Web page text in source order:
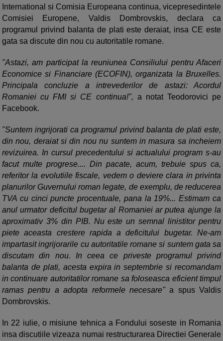
International si Comisia Europeana continua, vicepresedintele
Comisiei Europene, Valdis Dombrovskis, declara ca
programul privind balanta de plati este deraiat, insa CE este
gata sa discute din nou cu autoritatile romane.
"Astazi, am participat la reuniunea Consiliului pentru Afaceri
Economice si Financiare (ECOFIN), organizata la Bruxelles.
Principala concluzie a intrevederilor de astazi: Acordul
Romaniei cu FMI si CE continua!", a notat Teodorovici pe
Facebook.
"Suntem ingrijorati ca programul privind balanta de plati este,
din nou, deraiat si din nou nu suntem in masura sa incheiem
revizuirea. In cursul precedentului si actualului program s-au
facut multe progrese.... Din pacate, acum, trebuie spus ca,
referitor la evolutiile fiscale, vedem o deviere clara in privinta
planurilor Guvernului roman legate, de exemplu, de reducerea
TVA cu cinci puncte procentuale, pana la 19%... Estimam ca
anul urmator deficitul bugetar al Romaniei ar putea ajunge la
aproximativ 3% din PIB. Nu este un semnal linistitor pentru
piete aceasta crestere rapida a deficitului bugetar. Ne-am
impartasit ingrijorarile cu autoritatile romane si suntem gata sa
discutam din nou. In ceea ce priveste programul privind
balanta de plati, acesta expira in septembrie si recomandam
in continuare autoritatilor romane sa foloseasca eficient timpul
ramas pentru a adopta reformele necesare"a spus Valdis
Dombrovskis.
In 22 iulie, o misiune tehnica a Fondului soseste in Romania
insa discutiile vizeaza numai restructurarea Directiei Generale